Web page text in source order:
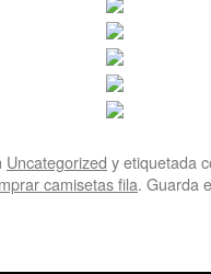
Uncategorized y etiquetada
camisetas fila. Guarda